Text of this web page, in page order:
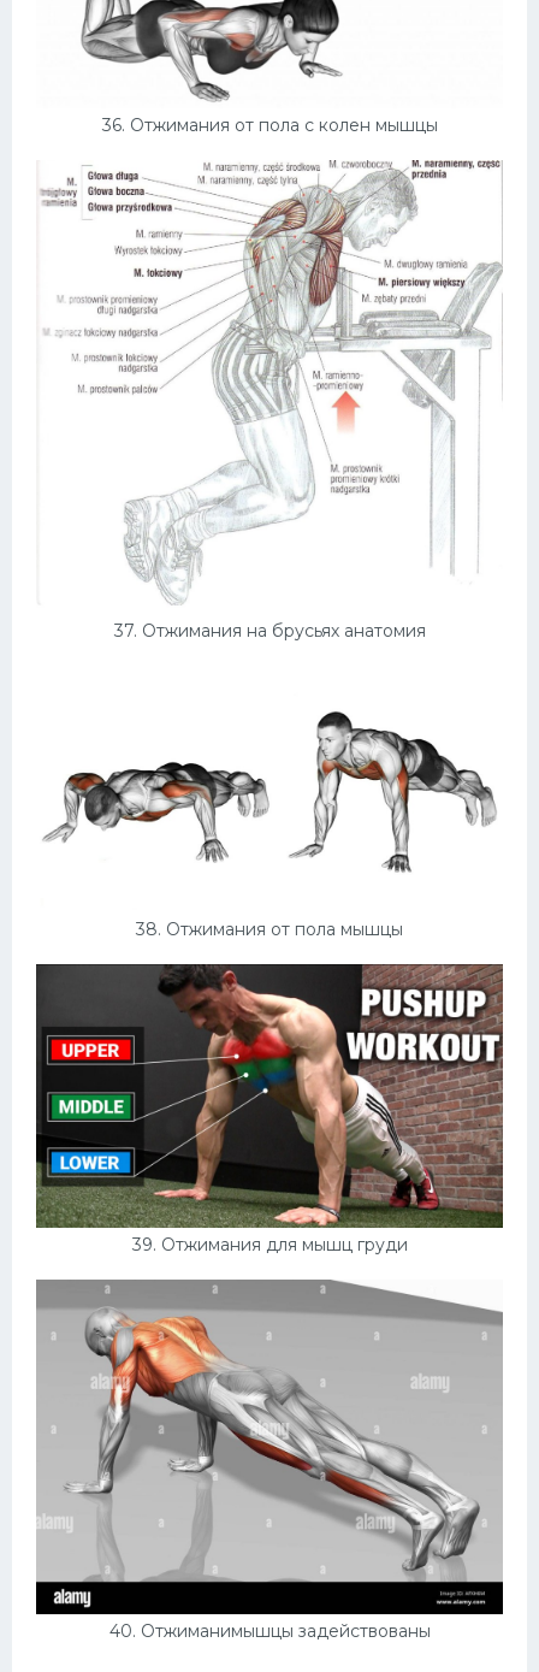
36. Отжимания от пола с колен мышцы
37. Отжимания на брусьях анатомия
38. Отжимания от пола мышцы
39. Отжимания для мышц груди
40. Отжиманимышцы задействованы